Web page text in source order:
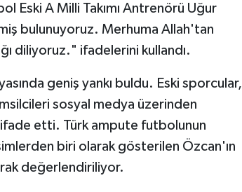
Eski A Milli Takımı Antrenörü Uğur
bulunuyoruz. Merhuma Allah'tan
diliyoruz." ifadelerini kullandı.
geniş yankı buldu. Eski sporcular,
sosyal medya üzerinden
ifade etti. Türk ampute futbolunun
biri olarak gösterilen Özcan'ın
değerlendiriliyor.